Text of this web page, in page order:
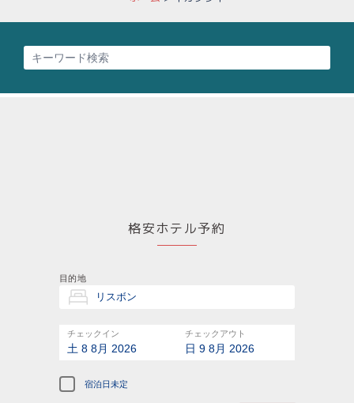
格安ホテル予約
目的地
チェックイン
土 8 8月 2026
チェックアウト
日 9 8月 2026
宿泊日未定